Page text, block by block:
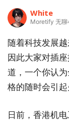
White
Moretify 无聊
随着科技发展
因此大家对插
道，一个你认
格的随时会引起
日前，香港机